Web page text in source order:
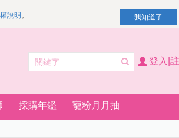
說明 。 我知道了
登入|
採購年鑑 寵粉月月抽